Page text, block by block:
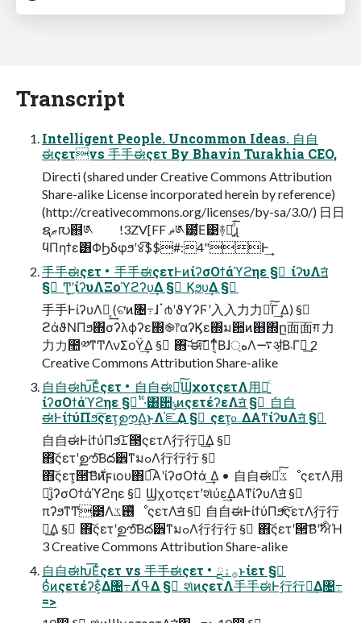
Transcript
Intelligent People. Uncommon Ideas. ⾃自
ಈςετvs ⼿手ಈςετ By Bhavin Turakhia CEO,
Directi (shared under Creative Commons Attribution
Share-alike License incorporated herein by reference)
(http://creativecommons.org/licenses/by-sa/3.0/) ⽇日
ຊޠ൛຋༁ !3ZV[FF ޡ༁౳͕͋Ε͹࿈བྷ͍ͩ͘͞ɻ
ϥΠηϯε͸ΦϦδφϧʹ४ͯ͡$$#:4"Ͱ͢
⼿手ಈςετ • ⼿手ಈςετͰͷίʔσΟϯάϓϩηε § ίʔυΛॻ͘
§ Ͳ͔͜ʹίʔυΛΞοϓϩʔυ͢Δ § Ϗϧυ͢Δ §
⼿手ͰίʔυΛಈ͔͢ (ଟ͘ͷ৔߹ɺॱ൪ʹϑΥʔϜʹ⼊入⼒力力ͨ͠Γ͢ Δ) §
ϩάϑΝΠϧ΍σʔλϕʔε΍֎෦αʔϏε΍ม਺ͷ஋΍ը⾯面ग़ ⼒
力力಺༰ͳͲΛνΣοΫ͢Δ § ΋͠͏·͘ಈ࡞͠ͳ͔ͬͨΒɺ্هΛ࠷ॳ͔Β܁Γฦ͢ 2
Creative Commons Attribution Share-alike
⾃自ಈԽ͞Εͨςετ • ⾃自ಈԽͨ͠ϢχοτςετΛ⽤用͍ͨ
ίʔσΟϯάϓϩηε § ̍ͭ·ͨ͸਺ݸͷςετέʔεΛॻ͘ § ⾃自
ಈͰίϯύΠϧ͠ςετ͕ࣦഊ͢Δ͜ͱΛ֬ೝ͢Δ § ςετ͕௨ΔΑ͏ͳίʔυΛॻ͘ §
⾃自ಈͰίϯύΠϧ͠࠶౓ςετΛ࣮⾏行行͢Δ §
΋͠ςετʹࣦഊͨ͠Βద੾ͳมߋΛ⾏行行͏ §
΋͠ςετ͕੒ޭͨ͠Β࣍ͷϝιου΋ಉ͡Α͏ʹίʔσΟϯά ͢Δ • ⾃自ಈԽͨ͠ػೳςετΛ⽤
用͍ͨίʔσΟϯάϓϩηε § Ϣχοτςετʹશͯύε͢ΔΑ͏ͳίʔυΛॻ͘ §
πʔϧͳͲ౳Λ࢖ͬͯػೳςετΛॻ͘ § ⾃自ಈͰίϯύΠϧͯ͠ςετΛ࣮⾏行
行͢Δ § ΋͠ςετʹࣦഊͨ͠Βద੾ͳมߋΛ⾏行行͏ § ΋͠ςετʹ੒ޭͨ͠Β࣍ʹਐΉ
3 Creative Commons Attribution Share-alike
⾃自ಈԽ͞Εͨςετ vs ⼿手ಈςετ • ࡞ۀྔͱίετ §
6ͭͷςετέʔε͕͋Δ৔߹Λߟ͑Δ § શͯͷςετΛ⼿手ಈͰ࣮⾏行行͢Δ৔߹
=>